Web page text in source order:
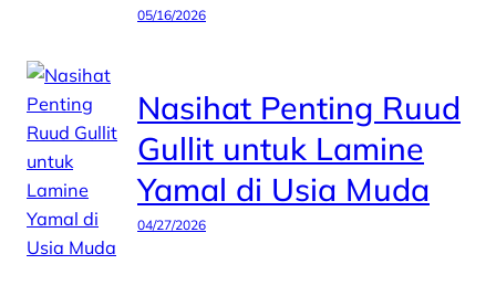
05/16/2026
Nasihat Penting Ruud
Gullit untuk Lamine
Yamal di Usia Muda
04/27/2026